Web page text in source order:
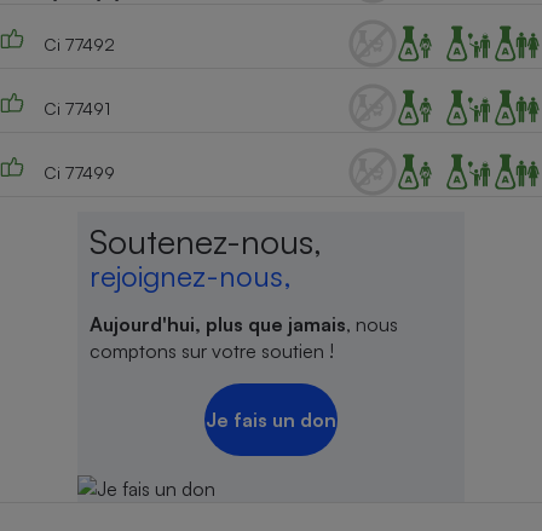
Ci 77492
Ci 77491
Ci 77499
Soutenez-nous,
rejoignez-nous,
Aujourd'hui, plus que jamais, nous
comptons sur votre soutien !
Je fais un don